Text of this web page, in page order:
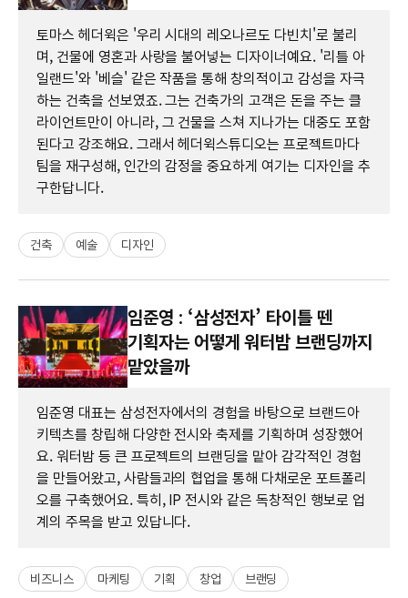
토마스 헤더윅은 '우리 시대의 레오나르도 다빈치'로 불리
며, 건물에 영혼과 사랑을 불어넣는 디자이너예요. '리틀 아
일랜드'와 '베슬' 같은 작품을 통해 창의적이고 감성을 자극
하는 건축을 선보였죠. 그는 건축가의 고객은 돈을 주는 클
라이언트만이 아니라, 그 건물을 스쳐 지나가는 대중도 포함
된다고 강조해요. 그래서 헤더윅스튜디오는 프로젝트마다
팀을 재구성해, 인간의 감정을 중요하게 여기는 디자인을 추
구한답니다.
건축 예술 디자인
임준영 : ‘삼성전자’ 타이틀 뗀
기획자는 어떻게 워터밤 브랜딩까지
맡았을까
임준영 대표는 삼성전자에서의 경험을 바탕으로 브랜드아
키텍츠를 창립해 다양한 전시와 축제를 기획하며 성장했어
요. 워터밤 등 큰 프로젝트의 브랜딩을 맡아 감각적인 경험
을 만들어왔고, 사람들과의 협업을 통해 다채로운 포트폴리
오를 구축했어요. 특히, IP 전시와 같은 독창적인 행보로 업
계의 주목을 받고 있답니다.
비즈니스 마케팅 기획 창업 브랜딩